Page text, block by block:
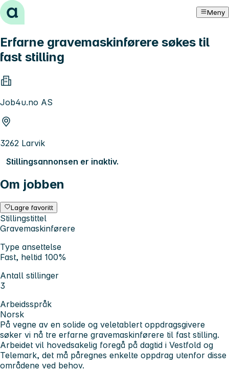
Hopp til innhold Meny
Erfarne gravemaskinførere søkes til
fast stilling
Job4u.no AS
3262 Larvik
Stillingsannonsen er inaktiv.
Om jobben
Lagre favoritt
Stillingstittel
Gravemaskinførere
Type ansettelse
Fast, heltid 100%
Antall stillinger
3
Arbeidsspråk
Norsk
På vegne av en solide og veletablert oppdragsgivere
søker vi nå tre erfarne gravemaskinførere til fast stilling.
Arbeidet vil hovedsakelig foregå på dagtid i Vestfold og
Telemark, det må påregnes enkelte oppdrag utenfor disse
områdene ved behov.